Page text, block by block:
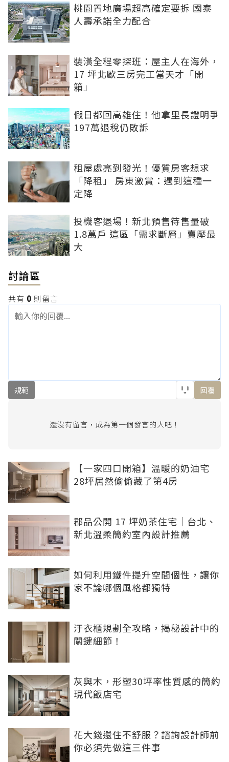
桃園置地廣場超高確定要拆 國泰
人壽承諾全力配合
裝潢全程零探班：屋主人在海外，
17 坪北歐三房完工當天才「開
箱」
假日都回高雄住！他拿里長證明爭
197萬退稅仍敗訴
租屋處亮到發光！優質房客想求
「降租」 房東激賞：遇到這種一
定降
投機客退場！新北預售待售量破
1.8萬戶 這區「需求斷層」賣壓最
大
討論區
共有 0 則留言
規範 回覆
還沒有留言，成為第一個發言的人吧！
【一家四口開箱】溫暖的奶油宅
28坪居然偷偷藏了第4房
郡品公開 17 坪奶茶住宅｜台北、
新北溫柔簡約室內設計推薦
如何利用鐵件提升空間個性，讓你
家不論哪個風格都獨特
汙衣櫃規劃全攻略，揭秘設計中的
關鍵細節！
灰與木，形塑30坪率性質感的簡約
現代飯店宅
花大錢還住不舒服？諮詢設計師前
你必須先做這三件事